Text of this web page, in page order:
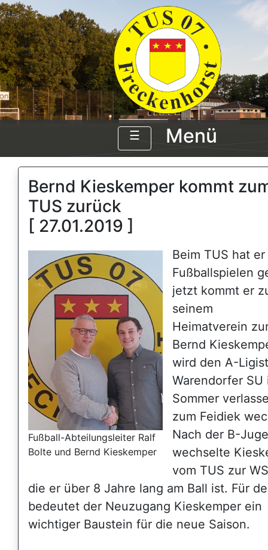
☰ Menü
Bernd Kieskemper kommt
TUS zurück
[ 27.01.2019 ]
Fußball-Abteilungsleiter Ralf
Bolte und Bernd Kieskemper
Beim TUS hat er
Fußballspielen
jetzt kommt er
seinem
Heimatverein
Bernd
wird den A-
Warendorfer SU
Sommer
zum Feidiek
Nach der B-
wechselte
vom TUS zur
die er über 8 Jahre lang am Ball ist. Für
bedeutet der Neuzugang Kieskemper ein
wichtiger Baustein für die neue Saison.